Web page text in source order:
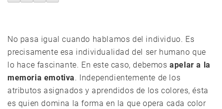
No pasa igual cuando hablamos del individuo. Es
precisamente esa individualidad del ser humano que
lo hace fascinante. En este caso, debemosapelar a la
memoria emotiva. Independientemente de los
atributos asignados y aprendidos de los colores, ésta
es quien domina la forma en la que opera cada color